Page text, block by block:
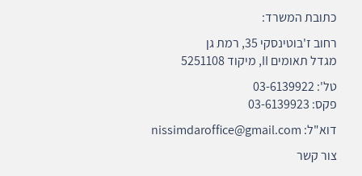
כתובת המשרד:
רחוב ז'בוטינסקי 35, רמת גן
מגדל תאומים II, מיקוד 5251108
טל':03-6139922
פקס: 03-6139923
דוא"ל: nissimdaroffice@gmail.com
צור קשר